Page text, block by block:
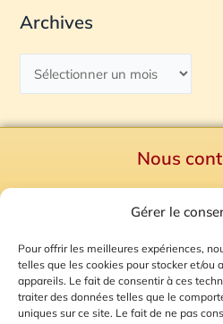
Gérer le
Pour offrir les meilleures expériences,
telles que les cookies pour stocker et/ou
appareils. Le fait de consentir à ces
traiter des données telles que le
uniques sur ce site. Le fait de ne pas
Archives
Nous
Mentions Légales
Gestion des